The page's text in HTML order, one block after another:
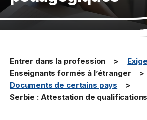
Entrer dans la profession
Enseignants formés à l’étranger
Documents de certains pays
Serbie : Attestation de